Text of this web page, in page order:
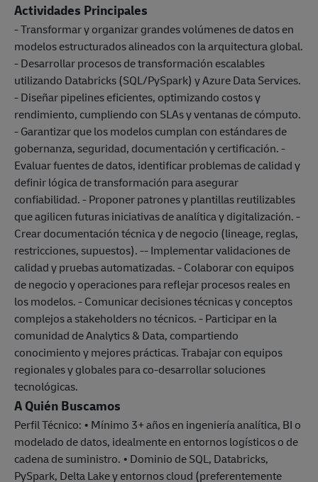
Actividades Principales
- Transformar y organizar grandes volúmenes de datos en
modelos estructurados alineados con la arquitectura global.
- Desarrollar procesos de transformación escalables
utilizando Databricks (SQL/PySpark) y Azure Data Services.
- Diseñar pipelines eficientes, optimizando costos y
rendimiento, cumpliendo con SLAs y ventanas de cómputo.
- Garantizar que los modelos cumplan con estándares de
gobernanza, seguridad, documentación y certificación. -
Evaluar fuentes de datos, identificar problemas de calidad y
definir lógica de transformación para asegurar
confiabilidad. - Proponer patrones y plantillas reutilizables
que agilicen futuras iniciativas de analítica y digitalización. -
Crear documentación técnica y de negocio (lineage, reglas,
restricciones, supuestos). -- Implementar validaciones de
calidad y pruebas automatizadas. - Colaborar con equipos
de negocio y operaciones para reflejar procesos reales en
los modelos. - Comunicar decisiones técnicas y conceptos
complejos a stakeholders no técnicos. - Participar en la
comunidad de Analytics & Data, compartiendo
conocimiento y mejores prácticas. Trabajar con equipos
regionales y globales para co-desarrollar soluciones
tecnológicas.
A Quién Buscamos
Perfil Técnico: • Mínimo 3+ años en ingeniería analítica, BI o
modelado de datos, idealmente en entornos logísticos o de
cadena de suministro. • Dominio de SQL, Databricks,
PySpark, Delta Lake y entornos cloud (preferentemente